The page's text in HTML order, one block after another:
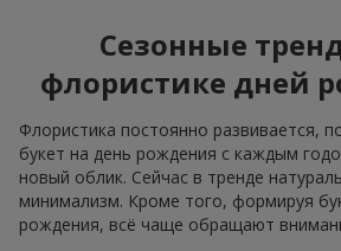
Сезонные
флористике дней
Флористика постоянно развивается,
букет на день рождения с каждым
новый облик. Сейчас в тренде
минимализм. Кроме того, формируя
рождения, всё чаще обращают